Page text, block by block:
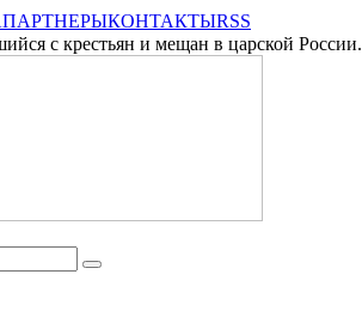
ПАРТНЕРЫКОНТАКТЫRSS
с крестьян и мещан в царской России.